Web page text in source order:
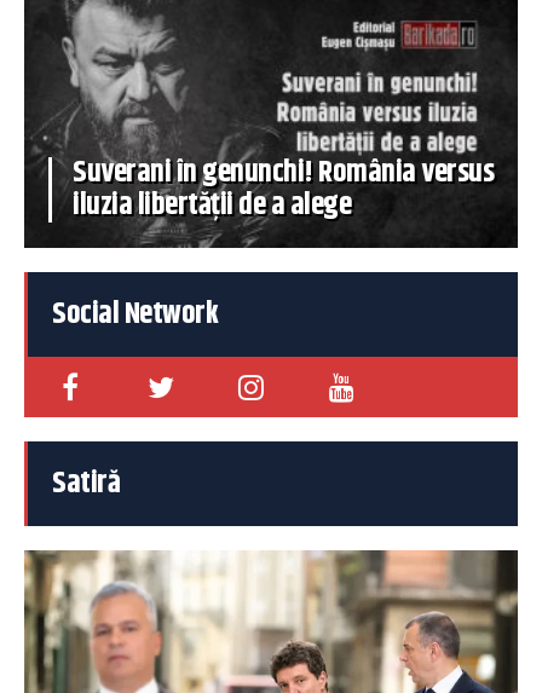
Suverani în genunchi! România versus
iluzia libertății de a alege
Social Network
Satiră